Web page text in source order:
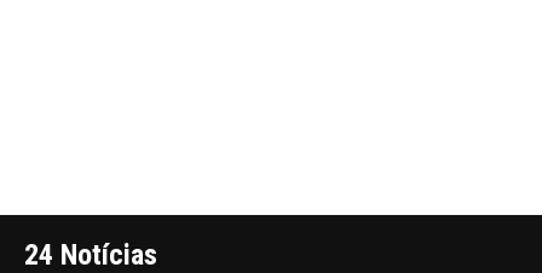
24 Notícias